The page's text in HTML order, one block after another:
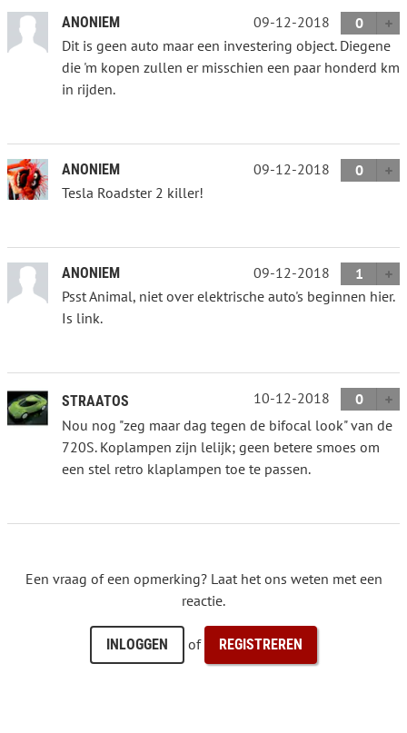
ANONIEM 09-12-2018
0
Dit is geen auto maar een investering object. Diegene
die 'm kopen zullen er misschien een paar honderd km
in rijden.
ANONIEM 09-12-2018
0
Tesla Roadster 2 killer!
ANONIEM 09-12-2018
1
Psst Animal, niet over elektrische auto's beginnen hier.
Is link.
STRAATOS 10-12-2018
0
Nou nog "zeg maar dag tegen de bifocal look" van de
720S. Koplampen zijn lelijk; geen betere smoes om
een stel retro klaplampen toe te passen.
Een vraag of een opmerking? Laat het ons weten met een
reactie.
INLOGGEN of REGISTREREN